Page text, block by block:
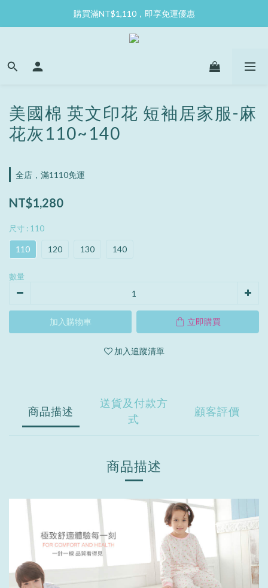
購買滿NT$1,110，即享免運優惠
美國棉 英文印花 短袖居家服-麻
花灰110~140
全店，滿1110免運
NT$1,280
尺寸 : 110
110 120 130 140
數量
加入購物車 立即購買
加入追蹤清單
商品描述
送貨及付款方
式
顧客評價
商品描述